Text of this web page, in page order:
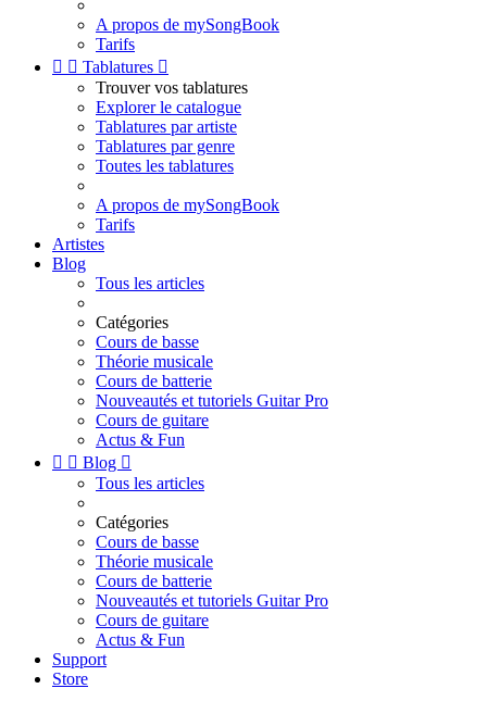
A propos de mySongBook
Tarifs
  Tablatures 
Trouver vos tablatures
Explorer le catalogue
Tablatures par artiste
Tablatures par genre
Toutes les tablatures
A propos de mySongBook
Tarifs
Artistes
Blog
Tous les articles
Catégories
Cours de basse
Théorie musicale
Cours de batterie
Nouveautés et tutoriels Guitar Pro
Cours de guitare
Actus & Fun
  Blog 
Tous les articles
Catégories
Cours de basse
Théorie musicale
Cours de batterie
Nouveautés et tutoriels Guitar Pro
Cours de guitare
Actus & Fun
Support
Store